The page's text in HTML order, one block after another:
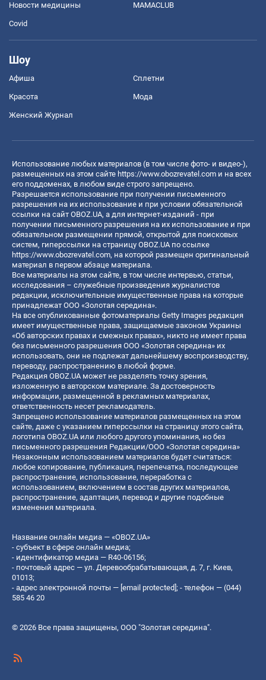
Новости медицины MAMACLUB
Covid
Шоу
Афиша Сплетни
Красота Мода
Женский Журнал
Использование любых материалов (в том числе фото- и видео-),
размещенных на этом сайте https://www.obozrevatel.com и на всех
его поддоменах, в любом виде строго запрещено.
Разрешается использование при получении письменного
разрешения на их использование и при условии обязательной
ссылки на сайт OBOZ.UA, а для интернет-изданий - при
получении письменного разрешения на их использование и при
обязательном размещении прямой, открытой для поисковых
систем, гиперссылки на страницу OBOZ.UA по ссылке
https://www.obozrevatel.com, на которой размещен оригинальный
материал в первом абзаце материала.
Все материалы на этом сайте, в том числе интервью, статьи,
исследования – служебные произведения журналистов
редакции, исключительные имущественные права на которые
принадлежат ООО «Золотая середина».
На все опубликованные фотоматериалы Getty Images редакция
имеет имущественные права, защищаемые законом Украины
«Об авторских правах и смежных правах», никто не имеет права
без письменного разрешения ООО «Золотая середина» их
использовать, они не подлежат дальнейшему воспроизводству,
переводу, распространению в любой форме.
Редакция OBOZ.UA может не разделять точку зрения,
изложенную в авторском материале. За достоверность
информации, размещенной в рекламных материалах,
ответственность несет рекламодатель.
Запрещено использование материалов размещенных на этом
сайте, даже с указанием гиперссылки на страницу этого сайта,
логотипа OBOZ.UA или любого другого упоминания, но без
письменного разрешения Редакции/ООО «Золотая середина»
Незаконным использованием материалов будет считаться:
любое копирование, публикация, перепечатка, последующее
распространение, использование, переработка с
использованием, включением в состав других материалов,
распространение, адаптация, перевод и другие подобные
изменения материала.
Название онлайн медиа — «OBOZ.UA»
- субъект в сфере онлайн медиа;
- идентификатор медиа — R40-06156;
- почтовый адрес — ул. Деревообрабатывающая, д. 7, г. Киев,
01013;
- адрес электронной почты — [email protected] ; - телефон — (044)
585 46 20
© 2026 Все права защищены, ООО "Золотая середина".